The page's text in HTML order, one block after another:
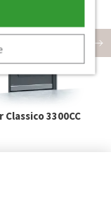
Classico 3300CC